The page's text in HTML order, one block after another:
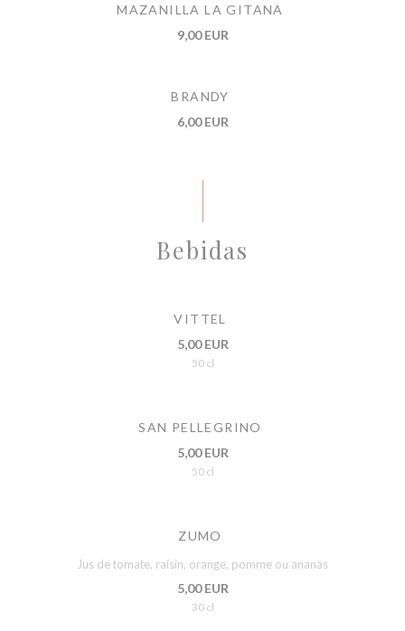
MAZANILLA LA GITANA
9,00 EUR
BRANDY
6,00 EUR
Bebidas
VITTEL
5,00 EUR
50 cl
SAN PELLEGRINO
5,00 EUR
50 cl
ZUMO
Jus de tomate, raisin, orange, pomme ou ananas
5,00 EUR
30 cl